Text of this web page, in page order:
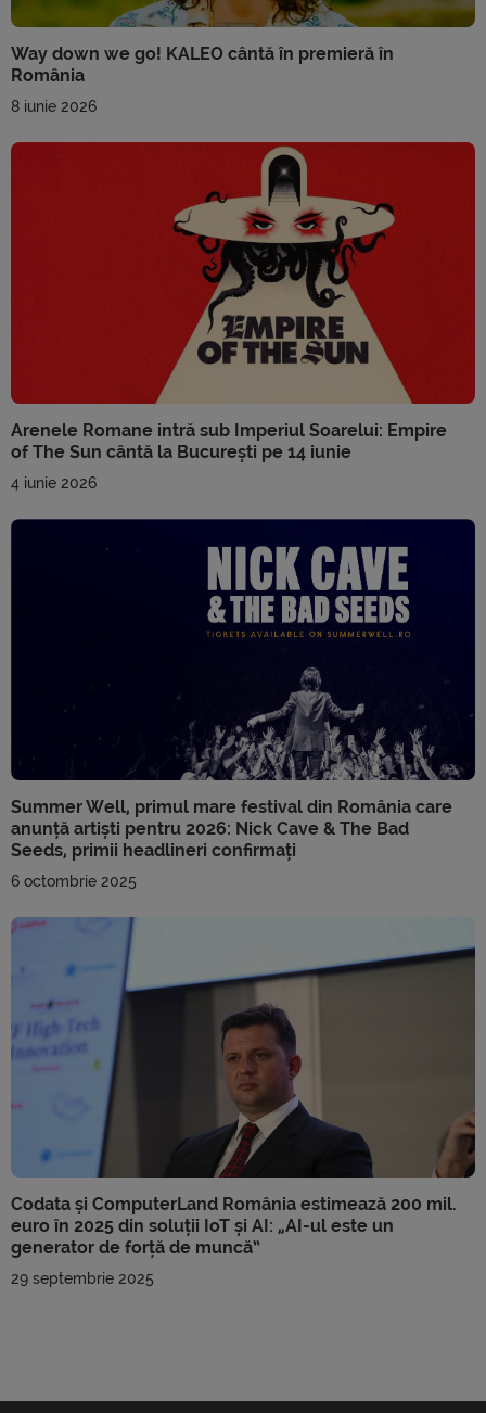
Way down we go! KALEO cântă în premieră în
România
8 iunie 2026
Arenele Romane intră sub Imperiul Soarelui: Empire
of The Sun cântă la București pe 14 iunie
4 iunie 2026
Summer Well, primul mare festival din România care
anunță artiști pentru 2026: Nick Cave & The Bad
Seeds, primii headlineri confirmați
6 octombrie 2025
Codata și ComputerLand România estimează 200 mil.
euro în 2025 din soluții IoT și AI: „AI-ul este un
generator de forță de muncă”
29 septembrie 2025